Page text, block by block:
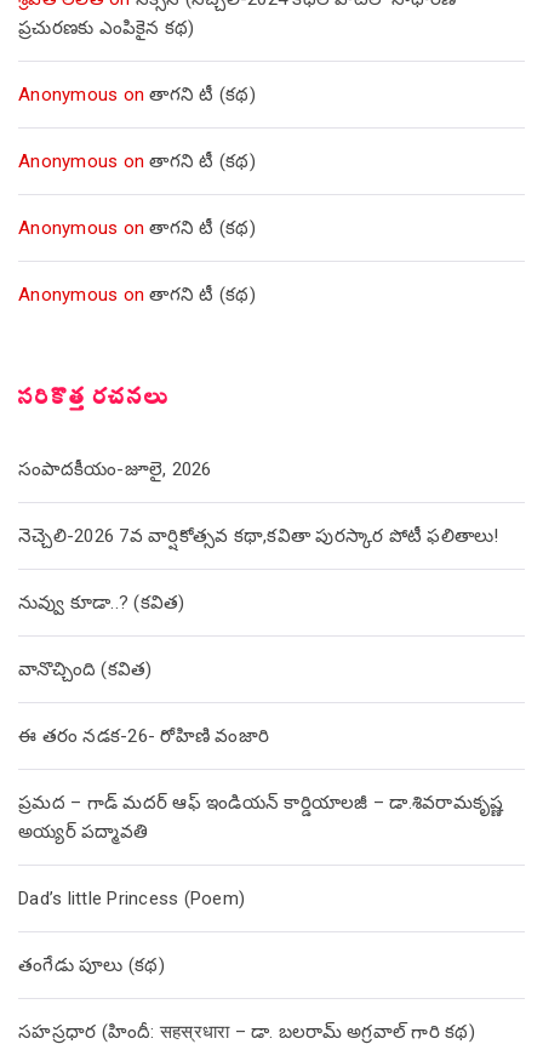
ప్రచురణకు ఎంపికైన కథ)
Anonymous onతాగని టీ (కథ)
Anonymous onతాగని టీ (కథ)
Anonymous onతాగని టీ (కథ)
Anonymous onతాగని టీ (కథ)
సరికొత్త రచనలు
సంపాదకీయం-జూలై, 2026
నెచ్చెలి-2026 7వ వార్షికోత్సవ కథా,కవితా పురస్కార పోటీ ఫలితాలు!
నువ్వు కూడా..? (కవిత)
వానొచ్చింది (కవిత)
ఈ తరం నడక-26- రోహిణి వంజారి
ప్రమద – గాడ్ మదర్ ఆఫ్ ఇండియన్ కార్డియాలజీ – డా.శివరామకృష్ణ
అయ్యర్ పద్మావతి
Dad’s little Princess (Poem)
తంగేడు పూలు (క‌థ‌)
సహస్రధార (హిందీ: सहस्रधारा – డా. బలరామ్ అగ్రవాల్ గారి కథ)